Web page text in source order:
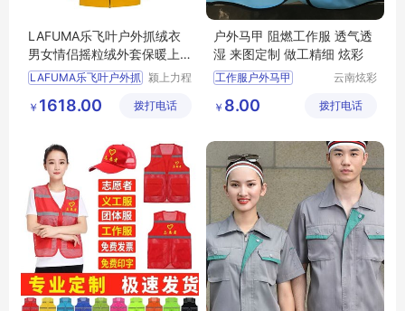
LAFUMA乐飞叶户外抓绒衣
男女情侣摇粒绒外套保暖上
衣LFJA1CR63
LAFUMA乐飞叶户外抓 颍上力程
有限公司
￥ 1618.00 拨打电话
户外马甲 阻燃工作服 透气透
湿 来图定制 做工精细 炫彩
工作服户外马甲
工作服户外马甲价格
阻燃工作服厂家
云南炫彩
公司
￥ 8.00 拨打电话